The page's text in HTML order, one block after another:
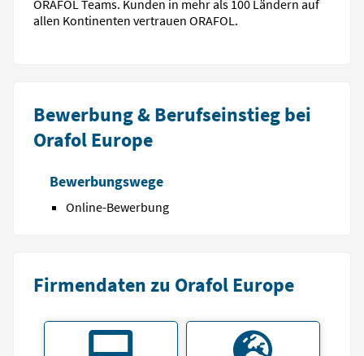
ORAFOL Teams. Kunden in mehr als 100 Ländern auf
allen Kontinenten vertrauen ORAFOL.
Bewerbung & Berufseinstieg bei
Orafol Europe
Bewerbungswege
Online-Bewerbung
Firmendaten zu Orafol Europe